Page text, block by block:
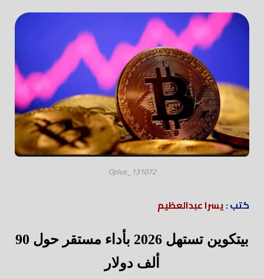
Oplus_131072
كتب :يسرا عبدالعظيم
بيتكوين تستهل 2026 بأداء مستقر حول 90
ألف دولار